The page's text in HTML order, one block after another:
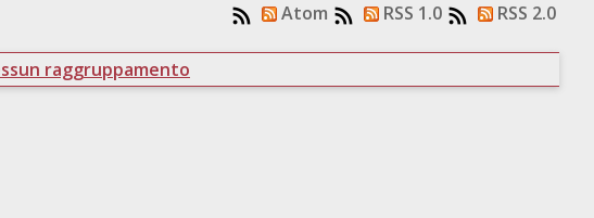
Atom RSS 1.0 RSS 2.0
raggruppamento